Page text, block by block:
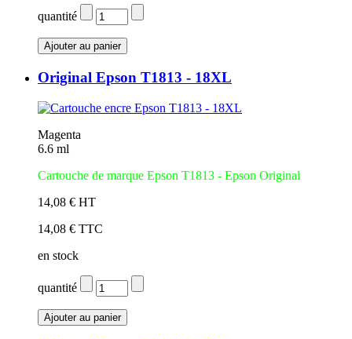
quantité
Original Epson T1813 - 18XL
Magenta
6.6 ml
Cartouche de marque Epson T1813 - Epson Original
14,08 € HT
14,08 € TTC
en stock
quantité